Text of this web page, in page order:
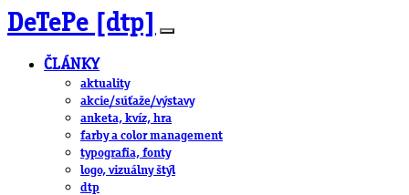
DeTePe [dtp]
ČLÁNKY
aktuality
akcie/súťaže/výstavy
anketa, kvíz, hra
farby a color management
typografia, fonty
logo, vizuálny štýl
dtp